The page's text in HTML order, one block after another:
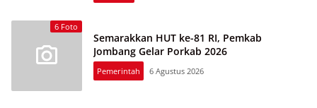
6 Foto
Semarakkan HUT ke-81 RI, Pemkab
Jombang Gelar Porkab 2026
Pemerintah 6 Agustus 2026